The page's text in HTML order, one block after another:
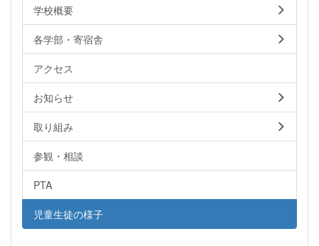
学校概要
各学部・寄宿舎
アクセス
お知らせ
取り組み
参観・相談
PTA
児童生徒の様子